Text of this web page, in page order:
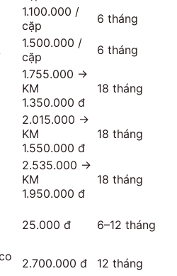
1.100.000 /
cặp
6 tháng
1.500.000 /
cặp
6 tháng
1.755.000 →
KM
1.350.000 đ
18 tháng
2.015.000 →
KM
1.550.000 đ
18 tháng
2.535.000 →
KM
1.950.000 đ
18 tháng
25.000 đ 6–12 tháng
2.700.000 đ 12 tháng